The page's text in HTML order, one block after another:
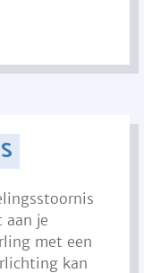
aan je
met een
kan